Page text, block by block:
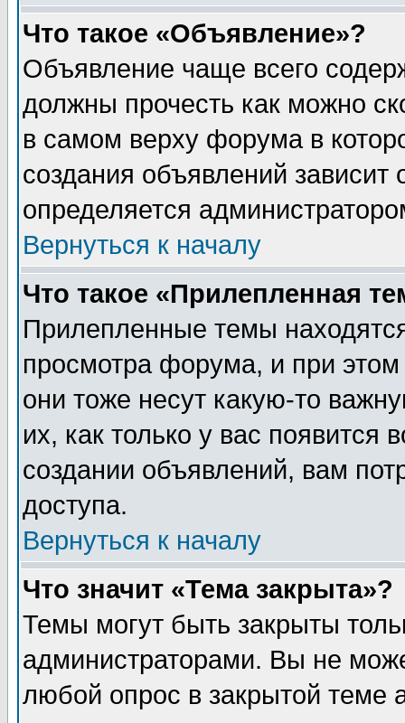
Что такое «Объявление»?
Объявление чаще всего
должны прочесть как можно
в самом верху форума в
создания объявлений зависит
определяется
Вернуться к началу
Что такое «Прилепленная
Прилепленные темы
просмотра форума, и при
они тоже несут какую-то
их, как только у вас появится
создании объявлений, вам
доступа.
Вернуться к началу
Что значит «Тема закрыта»?
Темы могут быть закрыты
администраторами. Вы не
любой опрос в закрытой теме